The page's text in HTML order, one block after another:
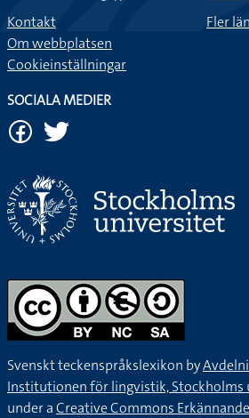
Kontakt
Om webbplatsen
Cookieinställningar
Fler
SOCIALA MEDIER
Svenskt teckenspråkslexikon by
Institutionen för lingvistik, Stockholms
under aCreative Commons